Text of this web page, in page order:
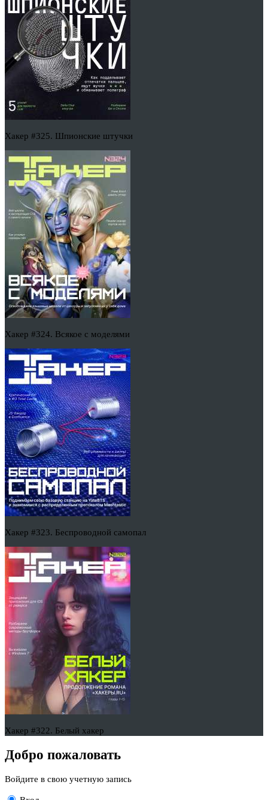
Хакер #325. Шпионские штучки
Хакер #324. Всякое с моделями
Хакер #323. Беспроводной самопал
Хакер #322. Белый хакер
Добро пожаловать
Войдите в свою учетную запись